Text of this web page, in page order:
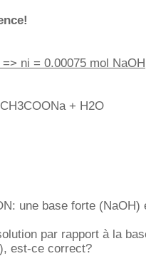
ni = 0.00075 mol NaOH
+ H2O
une base forte
par rapport à la
est-ce correct?